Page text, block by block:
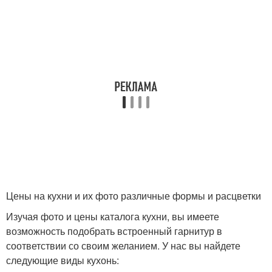
Цены на кухни и их фото различные формы и расцветки
Изучая фото и цены каталога кухни, вы имеете
возможность подобрать встроенный гарнитур в
соответствии со своим желанием. У нас вы найдете
следующие виды кухонь: